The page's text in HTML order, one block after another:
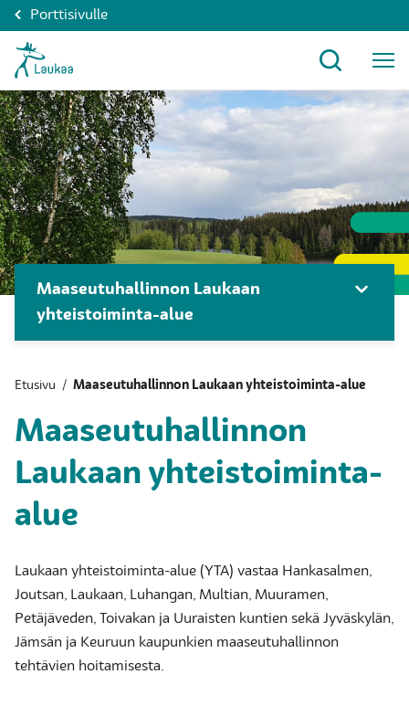
Porttisivulle
Maaseutuhallinnon Laukaan
yhteistoiminta-alue
Etusivu / Maaseutuhallinnon Laukaan yhteistoiminta-alue
Maaseutuhallinnon
Laukaan yhteistoiminta-
alue
Laukaan yhteistoiminta-alue (YTA) vastaa Hankasalmen,
Joutsan, Laukaan, Luhangan, Multian, Muuramen,
Petäjäveden, Toivakan ja Uuraisten kuntien sekä Jyväskylän,
Jämsän ja Keuruun kaupunkien maaseutuhallinnon
tehtävien hoitamisesta.